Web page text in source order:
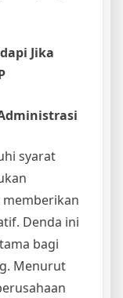
Jika
syarat
Denda ini
bagi
Menurut